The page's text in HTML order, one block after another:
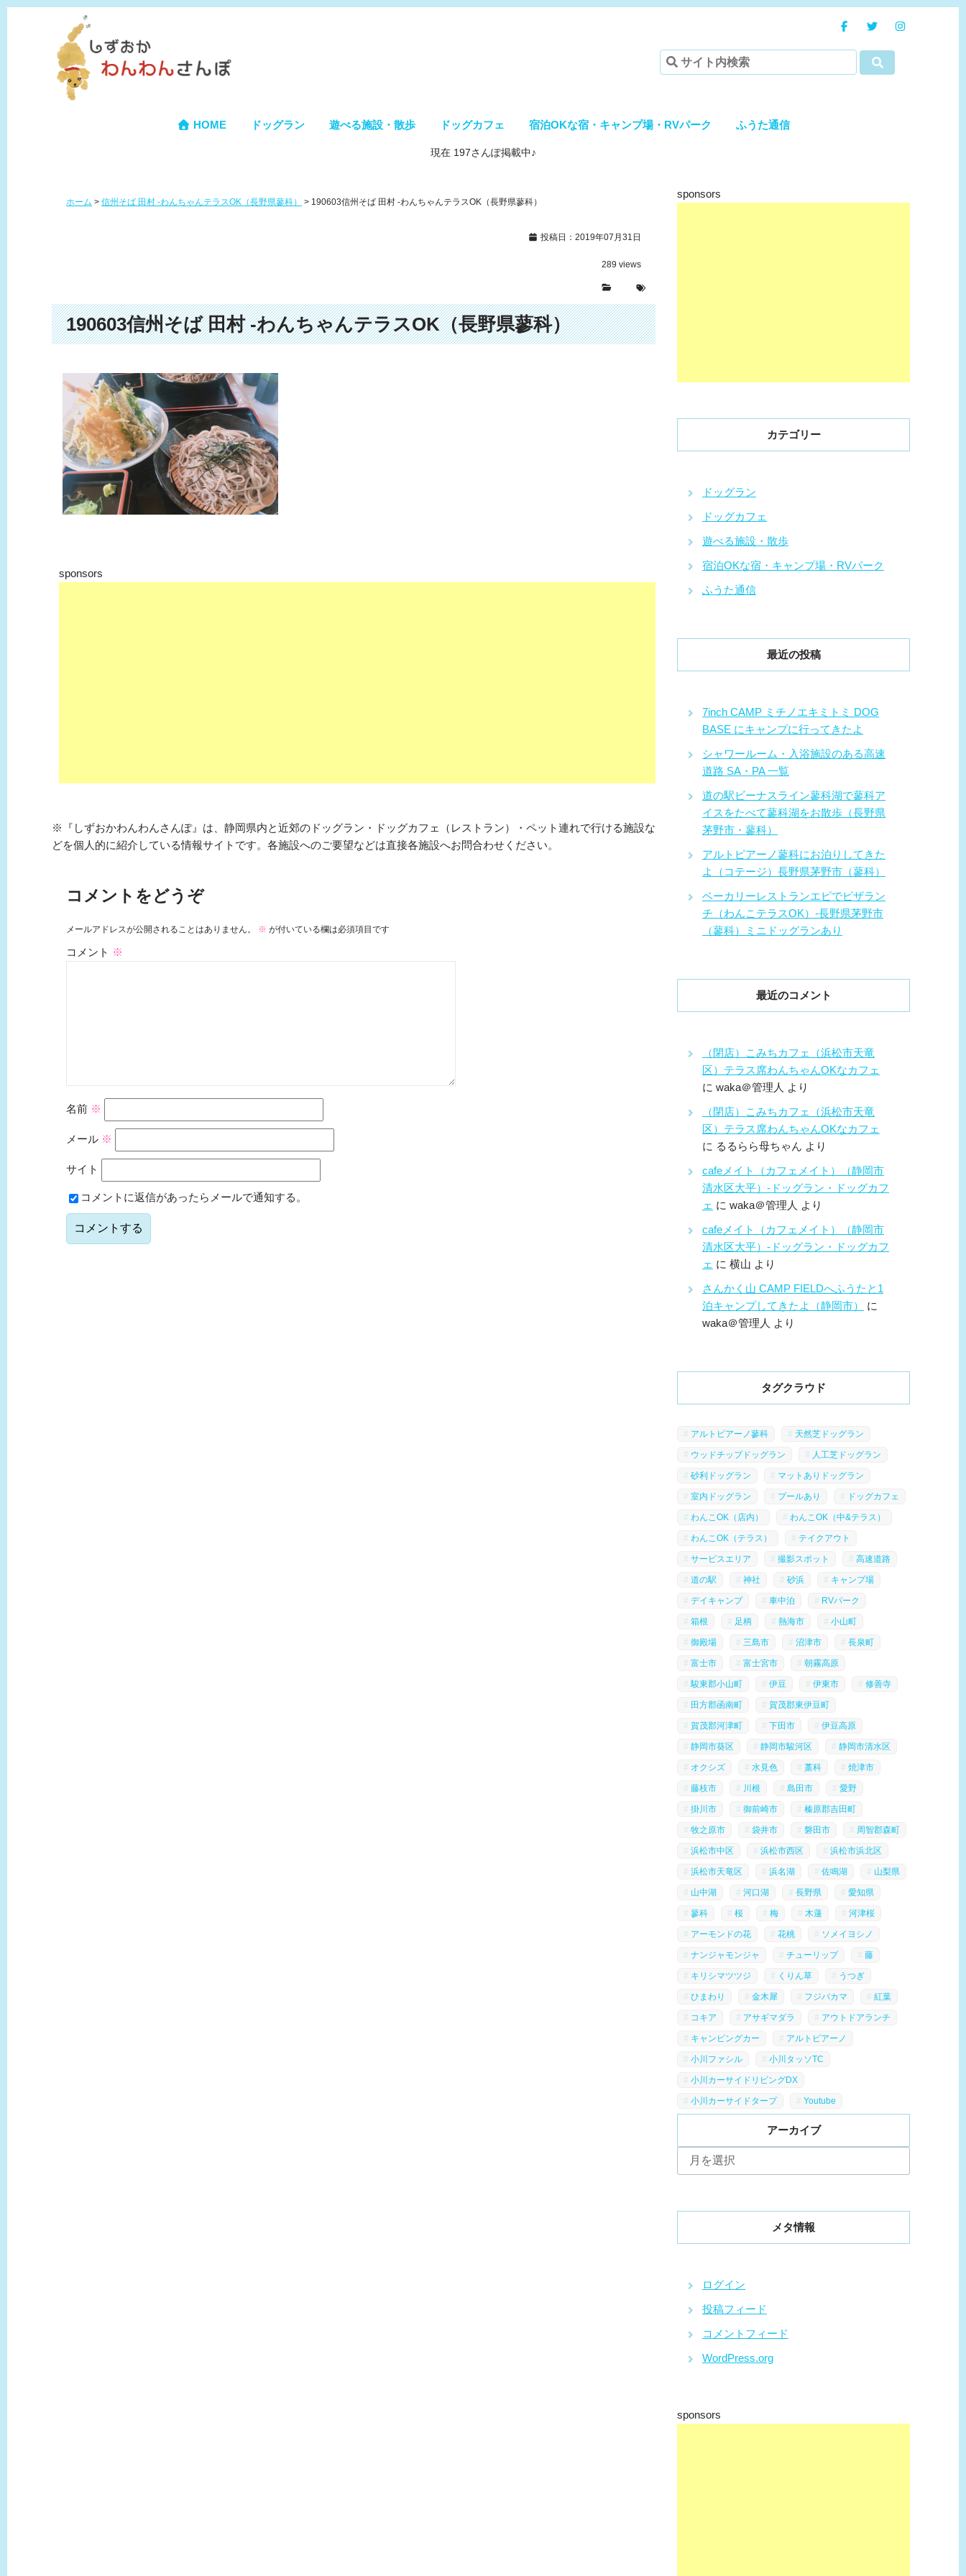
HOME ドッグラン 遊べる施設・散歩 ドッグカフェ 宿泊OKな宿・キャンプ場・RVパーク ふうた通信
現在 197さんぽ掲載中♪
ホーム > 信州そば 田村 -わんちゃんテラスOK（長野県蓼科） > 190603信州そば 田村 -わんちゃんテラスOK（長野県蓼科）
投稿日：2019年07月31日
289 views
190603信州そば 田村 -わんちゃんテラスOK（長野県蓼科）
sponsors
※『しずおかわんわんさんぽ』は、静岡県内と近郊のドッグラン・ドッグカフェ（レストラン）・ペット連れで行ける施設な
どを個人的に紹介している情報サイトです。各施設へのご要望などは直接各施設へお問合わせください。
コメントをどうぞ
メールアドレスが公開されることはありません。 ※ が付いている欄は必須項目です
コメント ※
名前 ※
メール ※
サイト
コメントに返信があったらメールで通知する。
sponsors
カテゴリー
ドッグラン
ドッグカフェ
遊べる施設・散歩
宿泊OKな宿・キャンプ場・RVパーク
ふうた通信
最近の投稿
7inch CAMP ミチノエキミトミ DOG
BASE にキャンプに行ってきたよ
シャワールーム・入浴施設のある高速
道路 SA・PA 一覧
道の駅ビーナスライン蓼科湖で蓼科ア
イスをたべて蓼科湖をお散歩（長野県
茅野市・蓼科）
アルトピアーノ蓼科にお泊りしてきた
よ（コテージ）長野県茅野市（蓼科）
ベーカリーレストランエピでピザラン
チ（わんこテラスOK）-長野県茅野市
（蓼科）ミニドッグランあり
最近のコメント
（閉店）こみちカフェ（浜松市天竜
区）テラス席わんちゃんOKなカフェ
に waka＠管理人 より
（閉店）こみちカフェ（浜松市天竜
区）テラス席わんちゃんOKなカフェ
に るるらら母ちゃん より
cafeメイト（カフェメイト）（静岡市
清水区大平）-ドッグラン・ドッグカフ
ェ に waka＠管理人 より
cafeメイト（カフェメイト）（静岡市
清水区大平）-ドッグラン・ドッグカフ
ェ に 横山 より
さんかく山 CAMP FIELDへふうたと1
泊キャンプしてきたよ（静岡市）
に
waka＠管理人 より
タグクラウド
アルトピアーノ蓼科 天然芝ドッグラン
ウッドチップドッグラン 人工芝ドッグラン
砂利ドッグラン マットありドッグラン
室内ドッグラン プールあり ドッグカフェ
わんこOK（店内） わんこOK（中&テラス）
わんこOK（テラス） テイクアウト
サービスエリア 撮影スポット 高速道路
道の駅 神社 砂浜 キャンプ場
デイキャンプ 車中泊 RVパーク
箱根 足柄 熱海市 小山町
御殿場 三島市 沼津市 長泉町
富士市 富士宮市 朝霧高原
駿東郡小山町 伊豆 伊東市 修善寺
田方郡函南町 賀茂郡東伊豆町
賀茂郡河津町 下田市 伊豆高原
静岡市葵区 静岡市駿河区 静岡市清水区
オクシズ 水見色 藁科 焼津市
藤枝市 川根 島田市 愛野
掛川市 御前崎市 榛原郡吉田町
牧之原市 袋井市 磐田市 周智郡森町
浜松市中区 浜松市西区 浜松市浜北区
浜松市天竜区 浜名湖 佐鳴湖 山梨県
山中湖 河口湖 長野県 愛知県
蓼科 桜 梅 木蓮 河津桜
アーモンドの花 花桃 ソメイヨシノ
ナンジャモンジャ チューリップ 藤
キリシマツツジ くりん草 うつぎ
ひまわり 金木犀 フジバカマ 紅葉
コキア アサギマダラ アウトドアランチ
キャンピングカー アルトピアーノ
小川ファシル 小川タッソTC
小川カーサイドリビングDX
小川カーサイドタープ Youtube
アーカイブ
ー
メタ情報
ログイン
投稿フィード
コメントフィード
WordPress.org
sponsors